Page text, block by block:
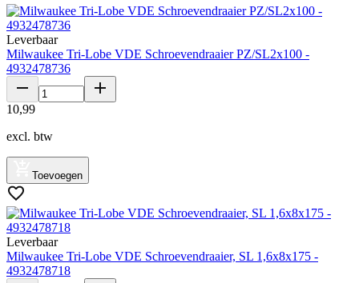
Leverbaar
Milwaukee Tri-Lobe VDE Schroevendraaier PZ/SL2x100 -
4932478736
10,99
excl. btw
Toevoegen
Leverbaar
Milwaukee Tri-Lobe VDE Schroevendraaier, SL 1,6x8x175 -
4932478718